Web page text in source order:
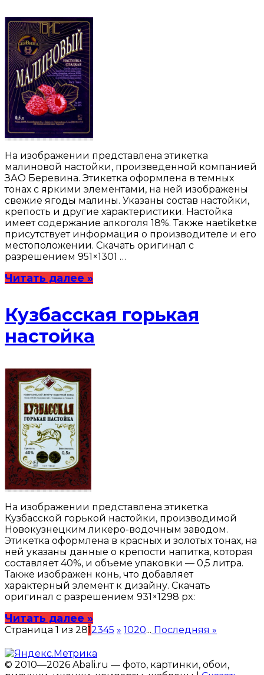
На изображении представлена этикетка
малиновой настойки, произведенной компанией
ЗАО Беревина. Этикетка оформлена в темных
тонах с яркими элементами, на ней изображены
свежие ягоды малины. Указаны состав настойки,
крепость и другие характеристики. Настойка
имеет содержание алкоголя 18%. Также наetiketке
присутствует информация о производителе и его
местоположении. Скачать оригинал с
разрешением 951×1301 …
Читать далее »
Кузбасская горькая
настойка
На изображении представлена этикетка
Кузбасской горькой настойки, производимой
Новокузнецким ликеро-водочным заводом.
Этикетка оформлена в красных и золотых тонах, на
ней указаны данные о крепости напитка, которая
составляет 40%, и объеме упаковки — 0,5 литра.
Также изображен конь, что добавляет
характерный элемент к дизайну. Скачать
оригинал с разрешением 931×1298 px:
Читать далее »
Страница 1 из 2812345 » 1020... Последняя »
© 2010—2026 Abali.ru — фото, картинки, обои,